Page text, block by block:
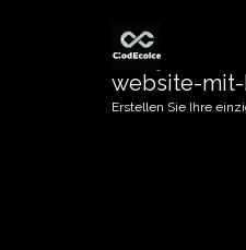
website-
Erstellen Sie Ihre